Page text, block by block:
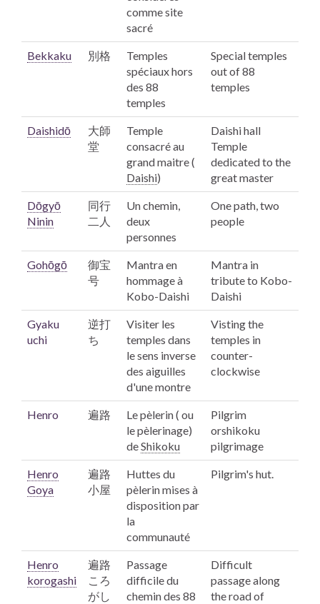
comme site
sacré
Bekkaku 別格
Temples
spéciaux hors
des 88
temples
Special temples
out of 88
temples
Daishidō
大師
堂
Temple
consacré au
grand maitre (
Daishi)
Daishihall
Temple
dedicated to the
great master
Dōgyō
Ninin
同行
二人
Un chemin,
deux
personnes
One path, two
people
Gohōgō
御宝
号
Mantra en
hommage à
Kobo-Daishi
Mantra in
tribute to Kobo-
Daishi
Gyaku
uchi
逆打
ち
Visiter les
temples dans
le sens inverse
des aiguilles
d'une montre
Visting the
temples in
counter-
clockwise
Henro 遍路
Le pèlerin ( ou
le pèlerinage)
deShikoku
Pilgrim
orshikoku
pilgrimage
Henro
Goya
遍路
小屋
Huttes du
pèlerin mises à
disposition par
la
communauté
Pilgrim's hut.
Henro
korogashi
遍路
ころ
がし
Passage
difficile du
chemin des 88
Difficult
passage along
the road of